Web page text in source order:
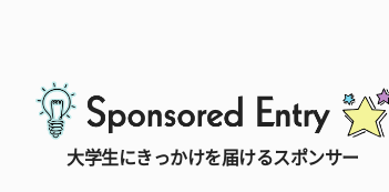
大学生にきっかけを届けるスポンサー